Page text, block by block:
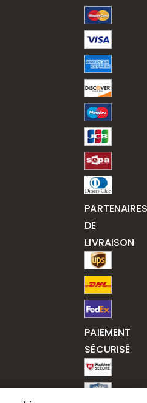
PARTENAIRES
DE
LIVRAISON
PAIEMENT
SÉCURISÉ